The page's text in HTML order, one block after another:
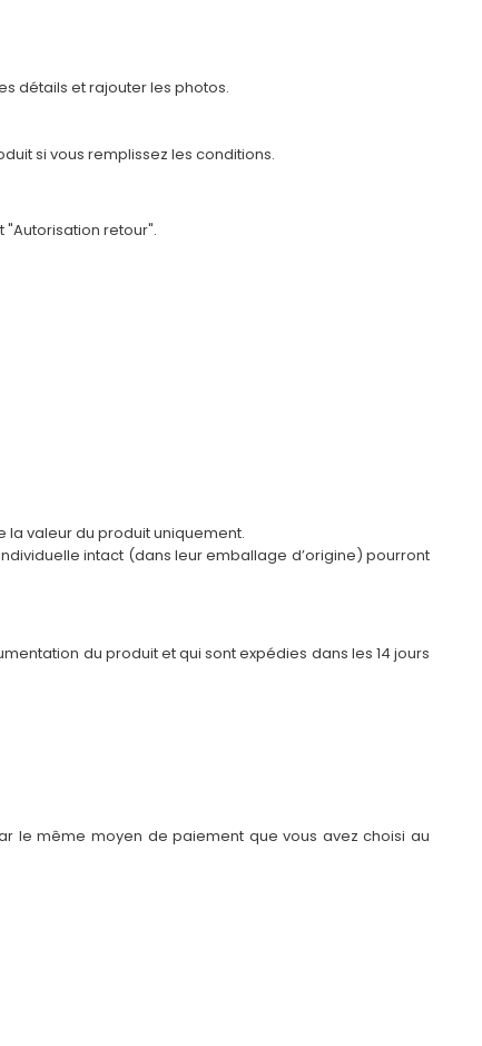
détails et rajouter les photos.
si vous remplissez les conditions.
"Autorisation retour".
valeur du produit uniquement.
intact (dans leur emballage d’origine) pourront
du produit et qui sont expédies dans les 14 jours
le même moyen de paiement que vous avez choisi au